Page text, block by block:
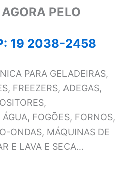
PELO
19 2038-2458
PARA GELADEIRAS,
FREEZERS, ADEGAS,
FOGÕES, FORNOS,
ONDAS, MÁQUINAS DE
E LAVA E SECA…